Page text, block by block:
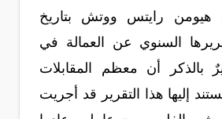
رايتس ووتش بتاريخ
2004تقريرها السنوي عن العمالة في
بالذكر أن معظم المقابلات
إليها هذا التقرير قد أجريت